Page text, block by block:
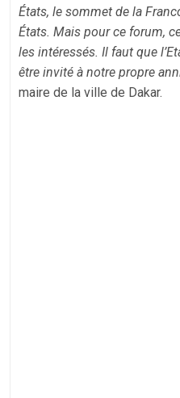
États, le sommet de la
États. Mais pour ce forum,
les intéressés. Il faut que
être invité à notre propre
maire de la ville de Dakar.